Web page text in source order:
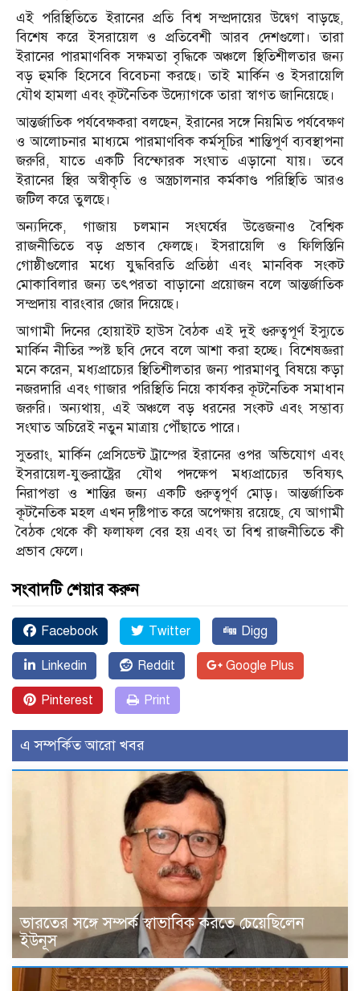
এই পরিস্থিতিতে ইরানের প্রতি বিশ্ব সম্প্রদায়ের উদ্বেগ বাড়ছে,
বিশেষ করে ইসরায়েল ও প্রতিবেশী আরব দেশগুলো। তারা
ইরানের পারমাণবিক সক্ষমতা বৃদ্ধিকে অঞ্চলে স্থিতিশীলতার জন্য
বড় হুমকি হিসেবে বিবেচনা করছে। তাই মার্কিন ও ইসরায়েলি
যৌথ হামলা এবং কূটনৈতিক উদ্যোগকে তারা স্বাগত জানিয়েছে।
আন্তর্জাতিক পর্যবেক্ষকরা বলছেন, ইরানের সঙ্গে নিয়মিত পর্যবেক্ষণ
ও আলোচনার মাধ্যমে পারমাণবিক কর্মসূচির শান্তিপূর্ণ ব্যবস্থাপনা
জরুরি, যাতে একটি বিস্ফোরক সংঘাত এড়ানো যায়। তবে
ইরানের স্থির অস্বীকৃতি ও অস্ত্রচালনার কর্মকাণ্ড পরিস্থিতি আরও
জটিল করে তুলছে।
অন্যদিকে, গাজায় চলমান সংঘর্ষের উত্তেজনাও বৈশ্বিক
রাজনীতিতে বড় প্রভাব ফেলছে। ইসরায়েলি ও ফিলিস্তিনি
গোষ্ঠীগুলোর মধ্যে যুদ্ধবিরতি প্রতিষ্ঠা এবং মানবিক সংকট
মোকাবিলার জন্য তৎপরতা বাড়ানো প্রয়োজন বলে আন্তর্জাতিক
সম্প্রদায় বারংবার জোর দিয়েছে।
আগামী দিনের হোয়াইট হাউস বৈঠক এই দুই গুরুত্বপূর্ণ ইস্যুতে
মার্কিন নীতির স্পষ্ট ছবি দেবে বলে আশা করা হচ্ছে। বিশেষজ্ঞরা
মনে করেন, মধ্যপ্রাচ্যের স্থিতিশীলতার জন্য পারমাণবু বিষয়ে কড়া
নজরদারি এবং গাজার পরিস্থিতি নিয়ে কার্যকর কূটনৈতিক সমাধান
জরুরি। অন্যথায়, এই অঞ্চলে বড় ধরনের সংকট এবং সম্ভাব্য
সংঘাত অচিরেই নতুন মাত্রায় পৌঁছাতে পারে।
সুতরাং, মার্কিন প্রেসিডেন্ট ট্রাম্পের ইরানের ওপর অভিযোগ এবং
ইসরায়েল-যুক্তরাষ্ট্রের যৌথ পদক্ষেপ মধ্যপ্রাচ্যের ভবিষ্যৎ
নিরাপত্তা ও শান্তির জন্য একটি গুরুত্বপূর্ণ মোড়। আন্তর্জাতিক
কূটনৈতিক মহল এখন দৃষ্টিপাত করে অপেক্ষায় রয়েছে, যে আগামী
বৈঠক থেকে কী ফলাফল বের হয় এবং তা বিশ্ব রাজনীতিতে কী
প্রভাব ফেলে।
সংবাদটি শেয়ার করুন
Facebook Twitter Digg
Linkedin Reddit Google Plus
Pinterest Print
এ সম্পর্কিত আরো খবর
ভারতের সঙ্গে সম্পর্ক স্বাভাবিক করতে চেয়েছিলেন
ইউনূস